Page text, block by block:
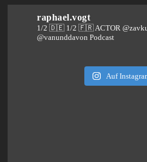
raphael.vogt
1/2 🇩🇪 1/2 🇫🇷 ACTOR
@vanunddavon Podcast
Auf